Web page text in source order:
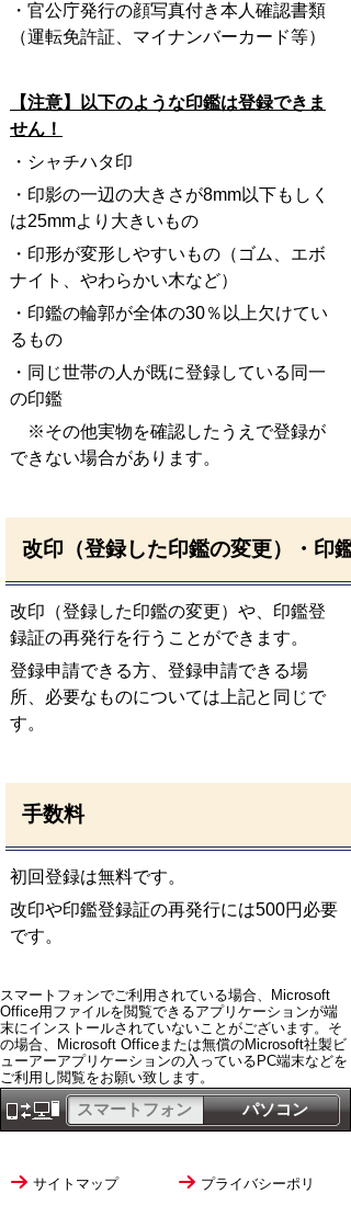
・官公庁発行の顔写真付き本人確認書類
（運転免許証、マイナンバーカード等）
【注意】以下のような印鑑は登録できま
せん！
・シャチハタ印
・印影の一辺の大きさが8mm以下もしく
は25mmより大きいもの
・印形が変形しやすいもの（ゴム、エボ
ナイト、やわらかい木など）
・印鑑の輪郭が全体の30％以上欠けてい
るもの
・同じ世帯の人が既に登録している同一
の印鑑
※その他実物を確認したうえで登録が
できない場合があります。
改印（登録した印鑑の変更）・印
改印（登録した印鑑の変更）や、印鑑登
録証の再発行を行うことができます。
登録申請できる方、登録申請できる場
所、必要なものについては上記と同じで
す。
手数料
初回登録は無料です。
改印や印鑑登録証の再発行には500円必要
です。
スマートフォンでご利用されている場合、Microsoft
Office用ファイルを閲覧できるアプリケーションが端
末にインストールされていないことがございます。そ
の場合、Microsoft Officeまたは無償のMicrosoft社製ビ
ューアーアプリケーションの入っているPC端末などを
ご利用し閲覧をお願い致します。
パソコン
スマートフォン
サイトマップ
プライバシーポリ